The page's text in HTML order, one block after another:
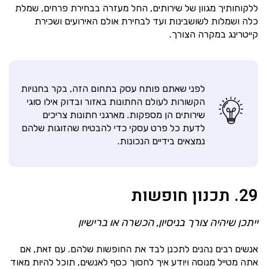
ללקוחותיך מגוון של שירותים, החל מעזרה בבחירת פרחים, שמלת
כלה ושמלות לשושבינות ועד לבחירת אולם האירועים ושכירת
קייטרינג במקרה הצורך.
לפני שאתם פותח עסק בתחום הזה, בקר בחנויות
הקשורות לעולם החתונות באזור ובדוק אילו סוגי
שירותים הן מספקות. מארגני חתונות צריכים
לדעת כל פרט עסקי כדי להבטיח שהזוגות שלהם
נמצאים בידיים הנכונות.
29. תכנון חופשות
ייתכן שיהיה צורך בניסיון, הכשרה או ברישיון
אנשים רבים נהנים לתכנן לבד את החופשות שלהם. עם זאת, אם
אתה מטייל מנוסה ויודע איך לחסוך כסף לאנשים, תוכל להיות מאוד